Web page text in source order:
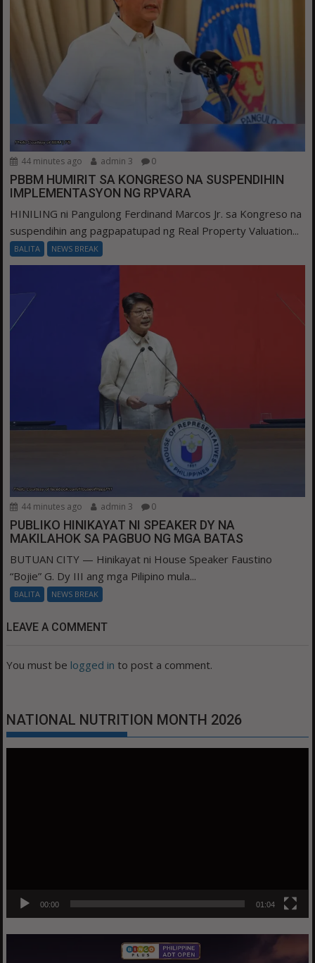
44 minutes ago admin 3 0
PBBM HUMIRIT SA KONGRESO NA SUSPENDIHIN
IMPLEMENTASYON NG RPVARA
HINILING ni Pangulong Ferdinand Marcos Jr. sa Kongreso na
suspendihin ang pagpapatupad ng Real Property Valuation...
BALITA NEWS BREAK
44 minutes ago admin 3 0
PUBLIKO HINIKAYAT NI SPEAKER DY NA
MAKILAHOK SA PAGBUO NG MGA BATAS
BUTUAN CITY — Hinikayat ni House Speaker Faustino
“Bojie” G. Dy III ang mga Pilipino mula...
BALITA NEWS BREAK
LEAVE A COMMENT
You must be logged in to post a comment.
NATIONAL NUTRITION MONTH 2026
00:00 01:04